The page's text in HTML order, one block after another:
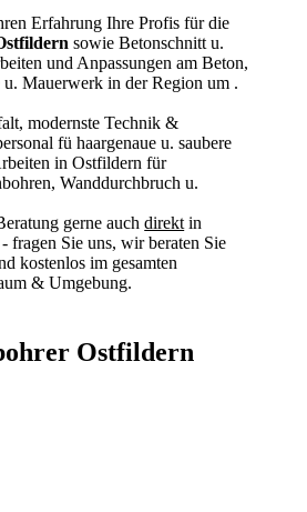
Erfahrung Ihre Profis für die
sowie Betonschnitt u.
und Anpassungen am Beton,
u. Mauerwerk in der Region um .
modernste Technik &
fü haargenaue u. saubere
in Ostfildern für
Wanddurchbruch u.
gerne auchdirekt in
fragen Sie uns, wir beraten Sie
kostenlos im gesamten
& Umgebung.
Ostfildern